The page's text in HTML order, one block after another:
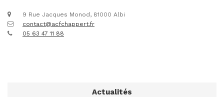
9 Rue Jacques Monod, 81000 Albi
contact@acfchappert.fr
05 63 47 11 88
Actualités